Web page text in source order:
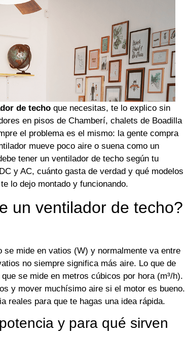
de techo que necesitas, te lo explico sin
en pisos de Chamberí, chalets de Boadilla
el problema es el mismo: la gente compra
mueve poco aire o suena como un
tener un ventilador de techo según tu
y AC, cuánto gasta de verdad y qué modelos
lo dejo montado y funcionando.
un ventilador de techo?
se mide en vatios (W) y normalmente va entre
no siempre significa más aire. Lo que de
que se mide en metros cúbicos por hora (m³/h).
y mover muchísimo aire si el motor es bueno.
reales para que te hagas una idea rápida.
y para qué sirven